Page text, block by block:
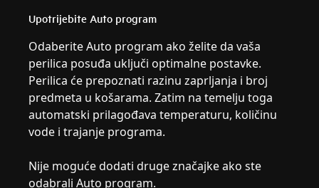
Upotrijebite Auto program
Odaberite Auto program ako želite da vaša
perilica posuđa uključi optimalne postavke.
Perilica će prepoznati razinu zaprljanja i broj
predmeta u košarama. Zatim na temelju toga
automatski prilagođava temperaturu, količinu
vode i trajanje programa.
Nije moguće dodati druge značajke ako ste
odabrali Auto program.